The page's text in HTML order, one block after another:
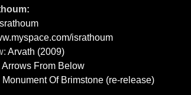
israthoum
Arvath (2009)
Arrows From Below
Monument Of Brimstone (re-release)